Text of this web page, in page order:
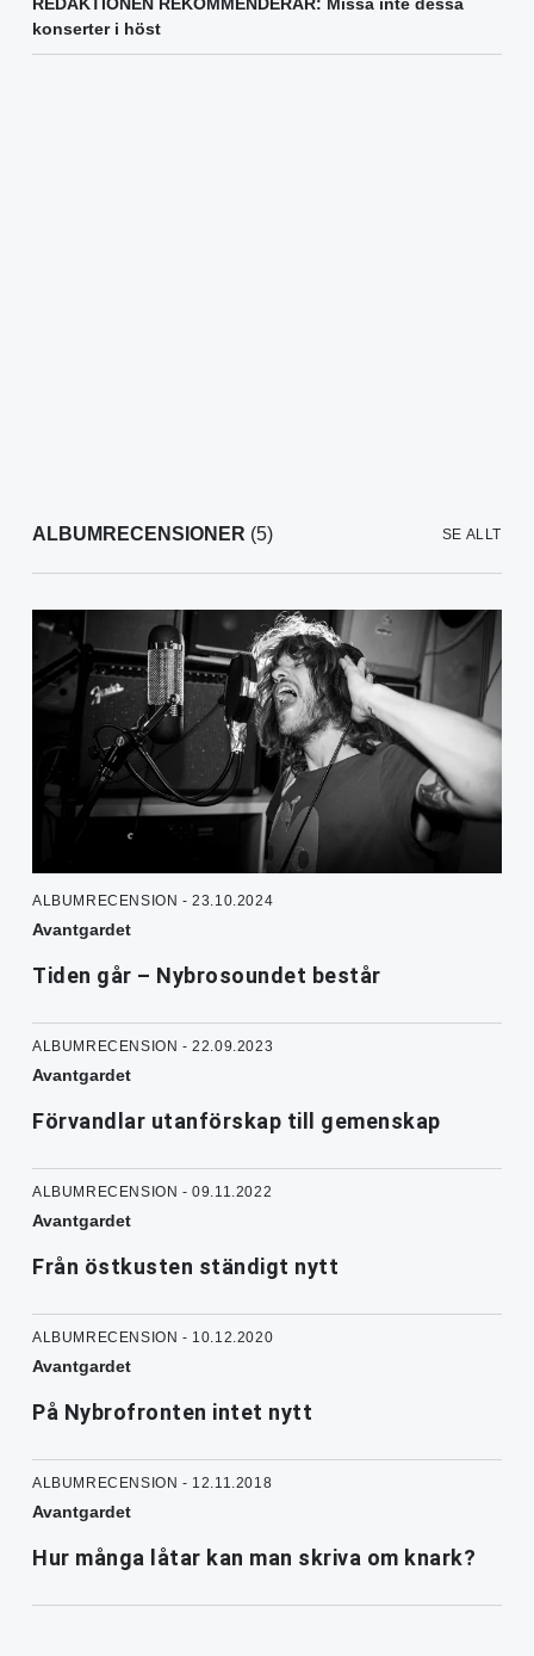
konserter i höst
ALBUMRECENSIONER (5) SE ALLT
ALBUMRECENSION - 23.10.2024
Avantgardet
Tiden går – Nybrosoundet består
ALBUMRECENSION - 22.09.2023
Avantgardet
Förvandlar utanförskap till gemenskap
ALBUMRECENSION - 09.11.2022
Avantgardet
Från östkusten ständigt nytt
ALBUMRECENSION - 10.12.2020
Avantgardet
På Nybrofronten intet nytt
ALBUMRECENSION - 12.11.2018
Avantgardet
Hur många låtar kan man skriva om knark?